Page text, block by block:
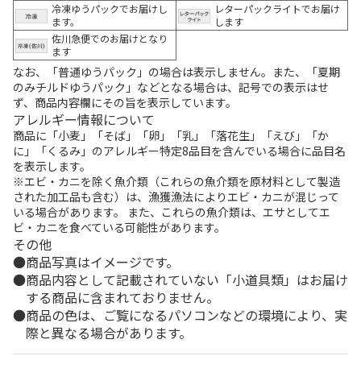
冷凍ゆうパックでお届けし
ます。
レターパックライトでお届け
します
佐川急便でのお届けとなり
ます
なお、「普通ゆうパック」の場合は表示しません。また、「夏期
のみチルドゆうパック」などとなる場合は、記号での表示はせ
ず、商品内容欄にその旨を表示しています。
アレルギー情報について
商品に「小麦」「そば」「卵」「乳」「落花生」「えび」「か
に」「くるみ」のアレルギー特定8品目を含んでいる場合に品目名
を表示します。
※エビ・カニを除く魚介類（これらの魚介類を原材料として製造
された加工品も含む）は、漁獲漁法によりエビ・カニが混じって
いる場合があります。 また、これらの魚介類は、エサとしてエ
ビ・カニを食べている可能性があります。
その他
商品写真はイメージです。
商品内容として記載されていない「小道具類」はお届け
する商品に含まれておりません。
商品の色は、ご覧になるパソコンなどの環境により、実
際と異なる場合があります。